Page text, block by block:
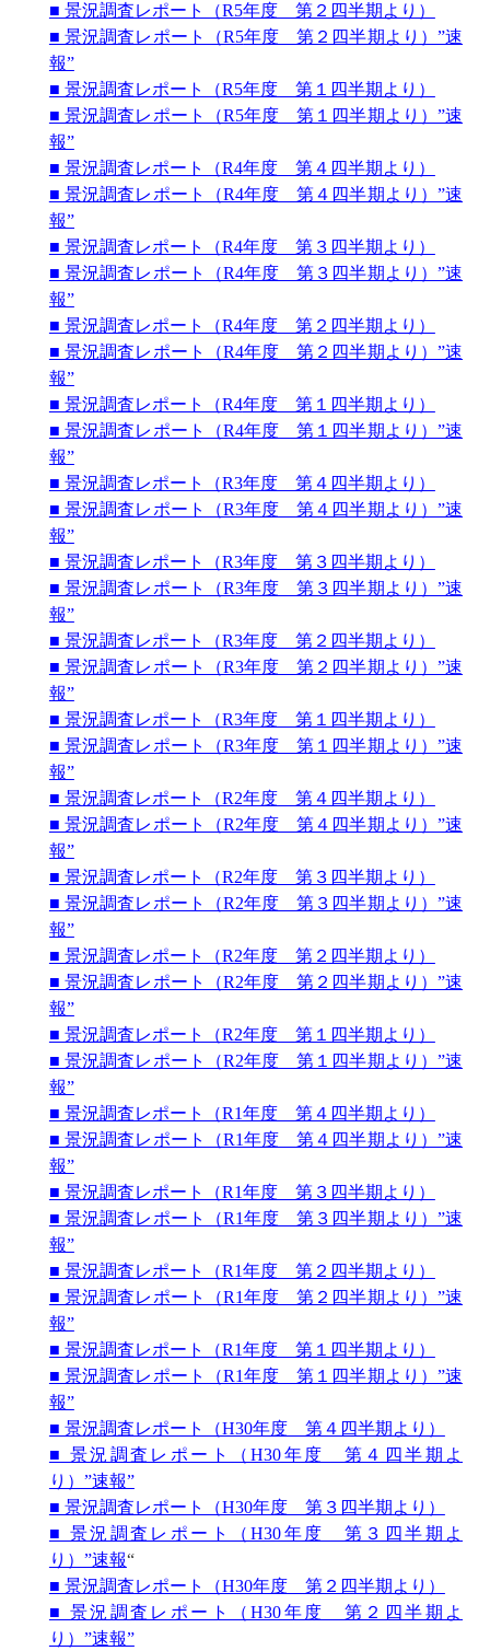
■ 景況調査レポート（R5年度 第２四半期より）
■ 景況調査レポート（R5年度 第２四半期より）”速
報”
■ 景況調査レポート（R5年度 第１四半期より）
■ 景況調査レポート（R5年度 第１四半期より）”速
報”
■ 景況調査レポート（R4年度 第４四半期より）
■ 景況調査レポート（R4年度 第４四半期より）”速
報”
■ 景況調査レポート（R4年度 第３四半期より）
■ 景況調査レポート（R4年度 第３四半期より）”速
報”
■ 景況調査レポート（R4年度 第２四半期より）
■ 景況調査レポート（R4年度 第２四半期より）”速
報”
■ 景況調査レポート（R4年度 第１四半期より）
■ 景況調査レポート（R4年度 第１四半期より）”速
報”
■ 景況調査レポート（R3年度 第４四半期より）
■ 景況調査レポート（R3年度 第４四半期より）”速
報”
■ 景況調査レポート（R3年度 第３四半期より）
■ 景況調査レポート（R3年度 第３四半期より）”速
報”
■ 景況調査レポート（R3年度 第２四半期より）
■ 景況調査レポート（R3年度 第２四半期より）”速
報”
■ 景況調査レポート（R3年度 第１四半期より）
■ 景況調査レポート（R3年度 第１四半期より）”速
報”
■ 景況調査レポート（R2年度 第４四半期より）
■ 景況調査レポート（R2年度 第４四半期より）”速
報”
■ 景況調査レポート（R2年度 第３四半期より）
■ 景況調査レポート（R2年度 第３四半期より）”速
報”
■ 景況調査レポート（R2年度 第２四半期より）
■ 景況調査レポート（R2年度 第２四半期より）”速
報”
■ 景況調査レポート（R2年度 第１四半期より）
■ 景況調査レポート（R2年度 第１四半期より）”速
報”
■ 景況調査レポート（R1年度 第４四半期より）
■ 景況調査レポート（R1年度 第４四半期より）”速
報”
■ 景況調査レポート（R1年度 第３四半期より）
■ 景況調査レポート（R1年度 第３四半期より）”速
報”
■ 景況調査レポート（R1年度 第２四半期より）
■ 景況調査レポート（R1年度 第２四半期より）”速
報”
■ 景況調査レポート（R1年度 第１四半期より）
■ 景況調査レポート（R1年度 第１四半期より）”速
報”
■ 景況調査レポート（H30年度 第４四半期より）
■ 景況調査レポート（H30年度 第４四半期よ
り）”速報”
■ 景況調査レポート（H30年度 第３四半期より）
■ 景況調査レポート（H30年度 第３四半期よ
り）”速報“
■ 景況調査レポート（H30年度 第２四半期より）
■ 景況調査レポート（H30年度 第２四半期よ
り）”速報”